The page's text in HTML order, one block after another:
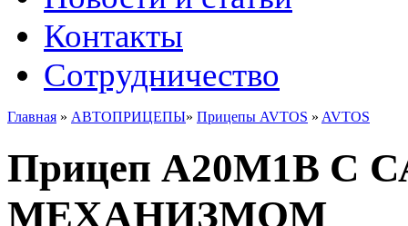
Контакты
Сотрудничество
Главная » АВТОПРИЦЕПЫ» Прицепы AVTOS » AVTOS
Прицеп А20М1В
МЕХАНИЗМОМ